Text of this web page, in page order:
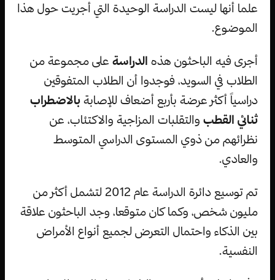
علما أنها ليست الدراسة الوحيدة التي أجريت حول هذا
الموضوع.
أجرى فيه الباحثون هذه الدراسة على مجموعة من
الطلاب في السويد، فوجدوا أن الطلاب المتفوقين
دراسياً أكثر عرضة بأربع أضعاف للإصابة بالاضطراب
ثنائي القطب والتقلبات المزاجية والاكتئاب، عن
نظرائهم من ذوي المستوى الدراسي المتوسط
والعادي.
تم توسيع دائرة الدراسة عام 2012 لتشمل أكثر من
مليون شخص، وكما كان متوقعا، وجد الباحثون علاقة
بين الذكاء واحتمال التعرض لجميع أنواع الأمراض
النفسية.